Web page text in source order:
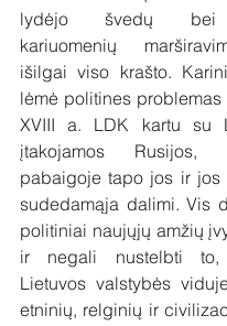
lydėjo švedų bei
kariuomenių
išilgai viso krašto.
lėmė politines
XVIII a. LDK kartu su
įtakojamos Rusijos,
pabaigoje tapo jos ir jos
sudedamąja dalimi. Vis
politiniai naujųjų amžių
ir negali nustelbti
Lietuvos valstybės
etninių, relginių ir